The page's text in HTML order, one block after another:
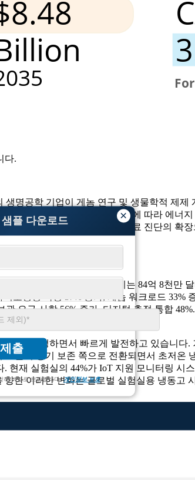
×
플 다운로드
제출
히 비밀로 보장됩니다.개인정보 보호
다.
명공학 기업이 게놈 연구 및 생물학적 제
속가능성 우선순위가 높아짐에 따라 에너
성을 향상시킵니다. 또한 의료 진단의 확
3.9%로 성장해 2035년에는 84억 8천만
오뱅킹 확장 37% 증가, 게놈 워크로드 33%
요구 사항 56% 증가, 디지털 추적 통합 48%.
이 발생하면서 빠르게 발전하고 있습니다.
본의 장기 보존 쪽으로 전환되면서 초저온
재 실험실의 44%가 IoT 지원 모니터링 시
한 이러한 변화는 글로벌 실험실용 냉동고